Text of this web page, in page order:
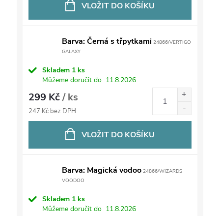
VLOŽIT DO KOŠÍKU
Barva: Černá s třpytkami 24866/VERTIGO
GALAXY
Skladem 1 ks
Můžeme doručit do 11.8.2026
299 Kč/ ks
247 Kč bez DPH
VLOŽIT DO KOŠÍKU
Barva: Magická vodoo 24866/WIZARDS
VOODOO
Skladem 1 ks
Můžeme doručit do 11.8.2026